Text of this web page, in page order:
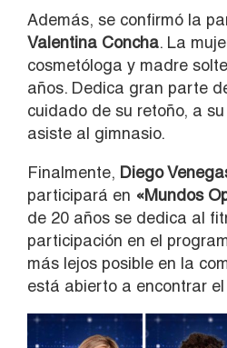
Además, se confirmó la
Valentina Concha. La
cosmetóloga y madre
años. Dedica gran parte
cuidado de su retoño, a
asiste al gimnasio.
Finalmente, Diego
participará en «Mundos
de 20 años se dedica al
participación en el
más lejos posible en la
está abierto a encontrar el